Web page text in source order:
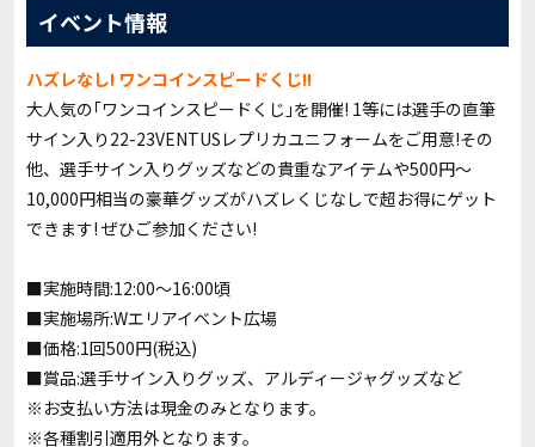
イベント情報
ハズレなし! ワンコインスピードくじ!!
大人気の｢ワンコインスピードくじ｣を開催! 1等には選手の直筆
サイン入り22-23VENTUSレプリカユニフォームをご用意!その
他、選手サイン入りグッズなどの貴重なアイテムや500円～
10,000円相当の豪華グッズがハズレくじなしで超お得にゲット
できます! ぜひご参加ください!
■実施時間:12:00～16:00頃
■実施場所:Wエリアイベント広場
■価格:1回500円(税込)
■賞品:選手サイン入りグッズ、アルディージャグッズなど
※お支払い方法は現金のみとなります。
※各種割引適用外となります。